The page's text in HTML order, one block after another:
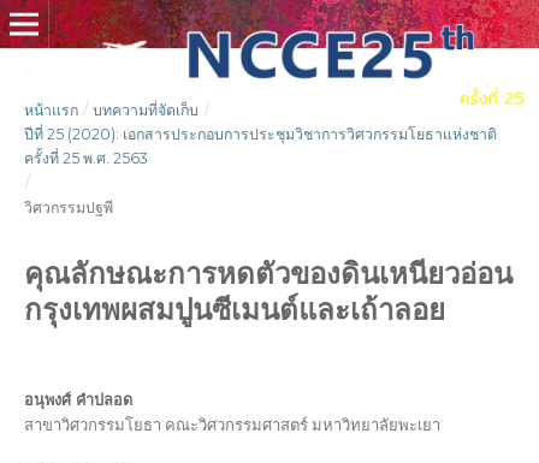
หน้าแรก / บทความที่จัดเก็บ /
ปีที่ 25 (2020): เอกสารประกอบการประชุมวิชาการวิศวกรรมโยธาแห่งชาติ
ครั้งที่ 25 พ.ศ. 2563
/
วิศวกรรมปฐพี
คุณลักษณะการหดตัวของดินเหนียวอ่อน
กรุงเทพผสมปูนซีเมนต์และเถ้าลอย
อนุพงศ์ คำปลอด
สาขาวิศวกรรมโยธา คณะวิศวกรรมศาสตร์ มหาวิทยาลัยพะเยา